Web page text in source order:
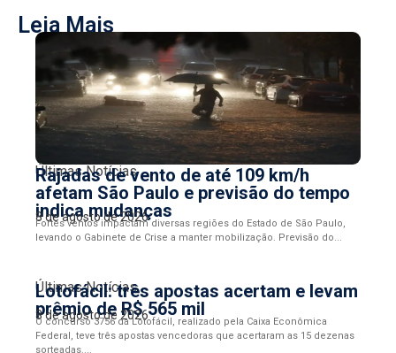
Leia Mais
Últimas Notícias
Rajadas de vento de até 109 km/h
afetam São Paulo e previsão do tempo
indica mudanças
8 de agosto de 2026
Fortes ventos impactam diversas regiões do Estado de São Paulo,
levando o Gabinete de Crise a manter mobilização. Previsão do...
Últimas Notícias
Lotofácil: três apostas acertam e levam
prêmio de R$ 565 mil
8 de agosto de 2026
O concurso 3756 da Lotofácil, realizado pela Caixa Econômica
Federal, teve três apostas vencedoras que acertaram as 15 dezenas
sorteadas....